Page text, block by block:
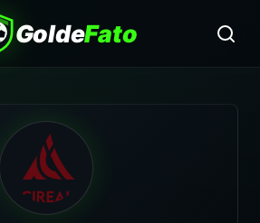
GoldeFato